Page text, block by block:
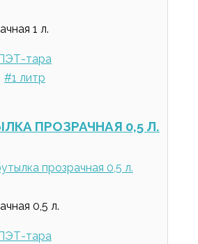
1 л.
ПЭТ-тара
1 литр
ПРОЗРАЧНАЯ 0,5 Л.
0,5 л.
ПЭТ-тара